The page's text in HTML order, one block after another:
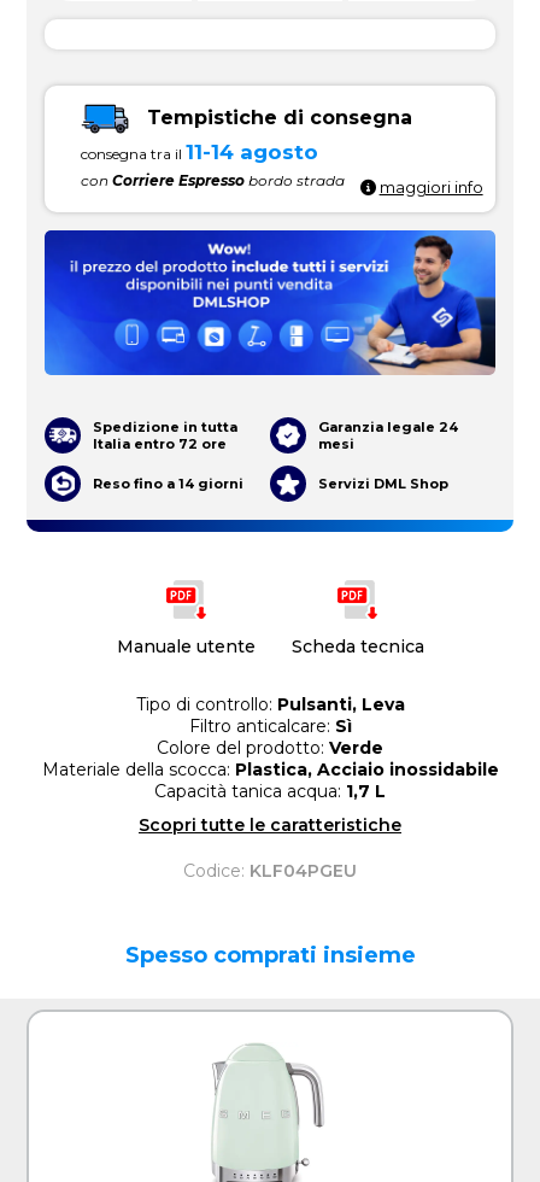
Manuale utente Scheda tecnica
Tipo di controllo: Pulsanti, Leva
Filtro anticalcare: Sì
Colore del prodotto: Verde
Materiale della scocca: Plastica, Acciaio inossidabile
Capacità tanica acqua: 1,7 L
Scopri tutte le caratteristiche
Codice: KLF04PGEU
Tempistiche di consegna
consegna tra il 11-14 agosto
conCorriere Espresso bordo strada maggiori info
Spedizione in tutta
Italia entro 72 ore
Garanzia legale 24
mesi
Reso fino a 14 giorni Servizi DML Shop
Spesso comprati insieme